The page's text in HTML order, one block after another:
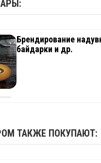
Брендирование
байдарки и др.
ТАКЖЕ ПОКУПАЮТ: